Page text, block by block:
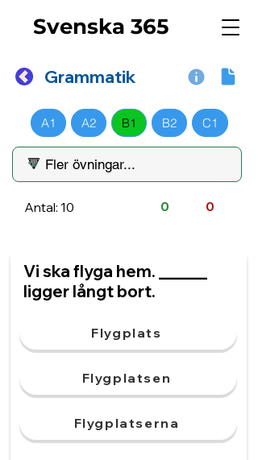
Svenska 365
Grammatik
A1 A2 B1 B2 C1
Antal: 10 0 0
Vi ska flyga hem. ______
ligger långt bort.
Flygplats
Flygplatsen
Flygplatserna